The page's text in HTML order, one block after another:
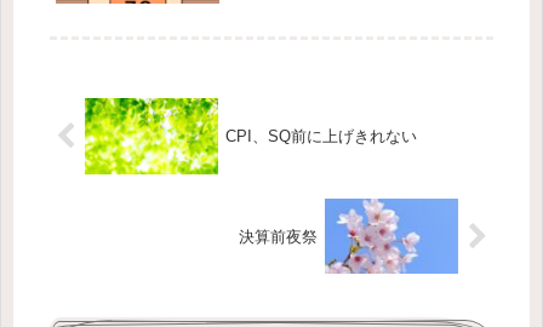
CPI、SQ前に上げきれない
決算前夜祭